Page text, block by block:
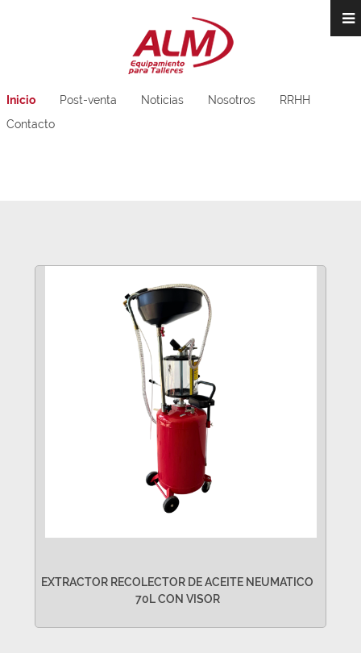
Inicio Post-venta Noticias Nosotros
RRHH
Contacto
EXTRACTOR RECOLECTOR DE ACEITE NEUMATICO
70L CON VISOR